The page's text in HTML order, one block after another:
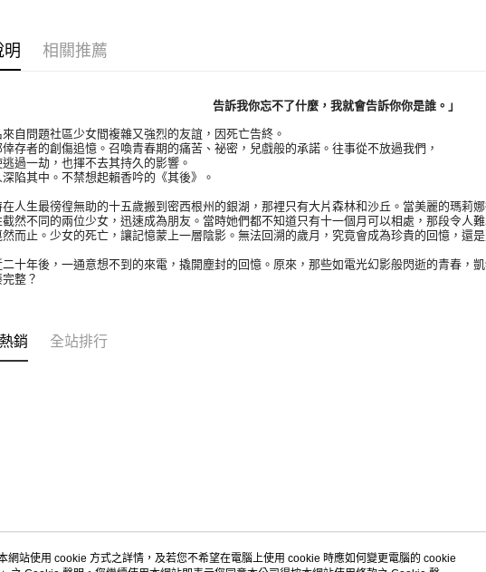
明 相關推薦
告訴我你忘不了什麼，我就會告訴你你是誰。」
問題社區少女間複雜又強烈的友誼，因死亡告終。
者的創傷追憶。召喚青春期的痛苦、祕密，兒戲般的承諾。往事從不放過我們，
一劫，也揮不去其持久的影響。
其中。不禁想起賴香吟的《其後》。
生最徬徨無助的十五歲搬到密西根州的銀湖，那裡只有大片森林和沙丘。當美麗的瑪莉
然不同的兩位少女，迅速成為朋友。當時她們都不知道只有十一個月可以相處，那段令人
然而止。少女的死亡，讓記憶蒙上一層陰影。無法回溯的歲月，究竟會成為珍貴的回憶，還
年後，一通意想不到的來電，撬開塵封的回憶。原來，那些如電光幻影般閃逝的青春，
整？
銷 全站排行
網站使用 cookie 方式之詳情，及若您不希望在電腦上使用 cookie 時應如何變更電腦的 cookie